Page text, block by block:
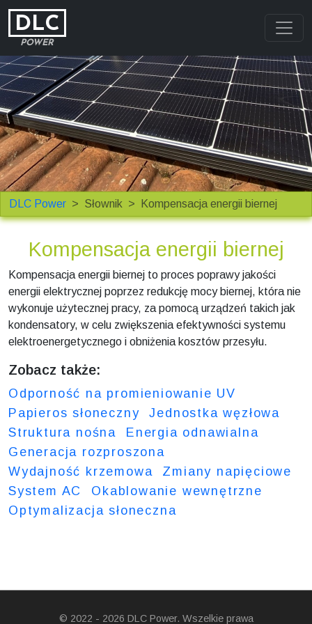
DLC
POWER
DLC Power Słownik Kompensacja energii biernej
Kompensacja energii biernej
Kompensacja energii biernej to proces poprawy jakości
energii elektrycznej poprzez redukcję mocy biernej, która nie
wykonuje użytecznej pracy, za pomocą urządzeń takich jak
kondensatory, w celu zwiększenia efektywności systemu
elektroenergetycznego i obniżenia kosztów przesyłu.
Zobacz także:
Odporność na promieniowanie UV
Papieros słoneczny
Jednostka węzłowa
Struktura nośna
Energia odnawialna
Generacja rozproszona
Wydajność krzemowa
Zmiany napięciowe
System AC
Okablowanie wewnętrzne
Optymalizacja słoneczna
© 2022 - 2026 DLC Power. Wszelkie prawa